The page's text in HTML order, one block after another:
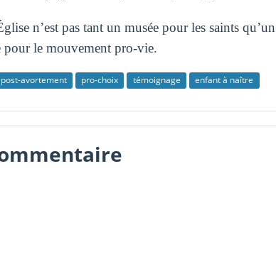
n’est pas tant un musée pour les saints
pour le mouvement pro-vie.
avortement pro-choix témoignage enfant à naître